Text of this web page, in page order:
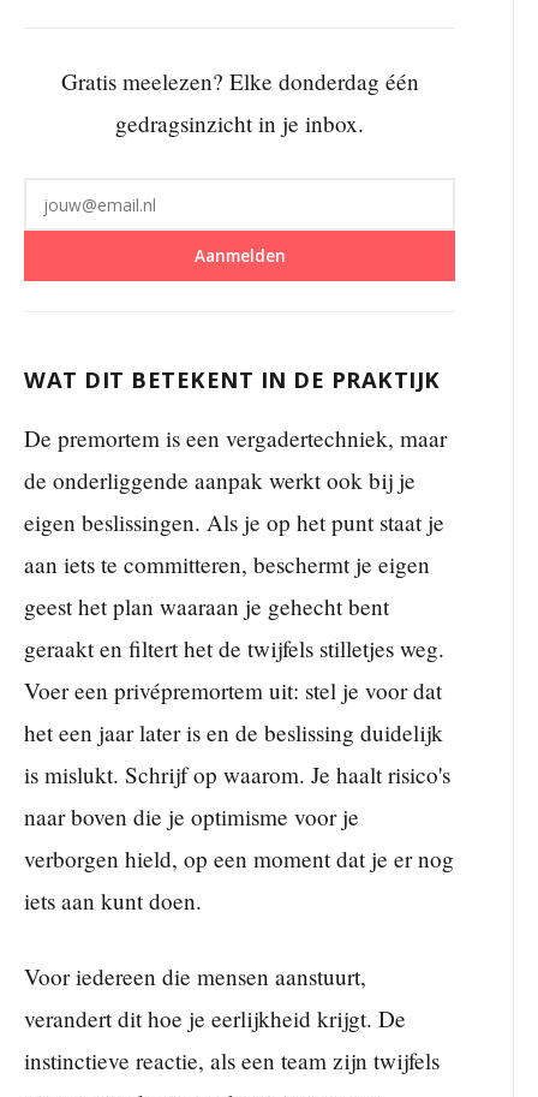
Gratis meelezen? Elke donderdag één
gedragsinzicht in je inbox.
Aanmelden
WAT DIT BETEKENT IN DE PRAKTIJK
De premortem is een vergadertechniek, maar
de onderliggende aanpak werkt ook bij je
eigen beslissingen. Als je op het punt staat je
aan iets te committeren, beschermt je eigen
geest het plan waaraan je gehecht bent
geraakt en filtert het de twijfels stilletjes weg.
Voer een privépremortem uit: stel je voor dat
het een jaar later is en de beslissing duidelijk
is mislukt. Schrijf op waarom. Je haalt risico's
naar boven die je optimisme voor je
verborgen hield, op een moment dat je er nog
iets aan kunt doen.
Voor iedereen die mensen aanstuurt,
verandert dit hoe je eerlijkheid krijgt. De
instinctieve reactie, als een team zijn twijfels